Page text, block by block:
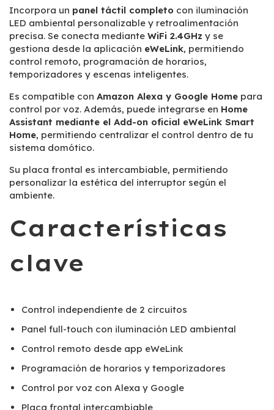
Incorpora un panel táctil completo con iluminación
LED ambiental personalizable y retroalimentación
precisa. Se conecta mediante WiFi 2.4GHz y se
gestiona desde la aplicación eWeLink, permitiendo
control remoto, programación de horarios,
temporizadores y escenas inteligentes.
Es compatible con Amazon Alexa y Google Home para
control por voz. Además, puede integrarse en Home
Assistant mediante el Add-on oficial eWeLink Smart
Home, permitiendo centralizar el control dentro de tu
sistema domótico.
Su placa frontal es intercambiable, permitiendo
personalizar la estética del interruptor según el
ambiente.
Características
clave
Control independiente de 2 circuitos
Panel full-touch con iluminación LED ambiental
Control remoto desde app eWeLink
Programación de horarios y temporizadores
Control por voz con Alexa y Google
Placa frontal intercambiable